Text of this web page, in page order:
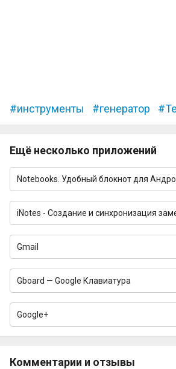
инструменты генератор
Ещё несколько приложений
Notebooks. Удобный блокнот для
iNotes - Создание и синхронизация
Gmail
Gboard — Google Клавиатура
Google+
Комментарии и отзывы